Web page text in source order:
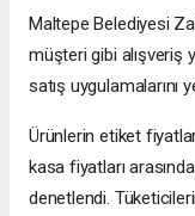
Maltepe Belediyesi
müşteri gibi alışveriş
satış uygulamalarını
Ürünlerin etiket
kasa fiyatları
denetlendi.